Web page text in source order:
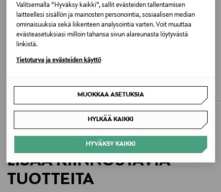
Valitsemalla “Hyväksy kaikki”, sallit evästeiden tallentamisen
laitteellesi sisällön ja mainosten personointia, sosiaalisen median
ominaisuuksia sekä liikenteen analysointia varten. Voit muuttaa
evästeasetuksiasi milloin tahansa sivun alareunasta löytyvästä
linkistä.
Tietoturva ja evästeiden käyttö
MUOKKAA ASETUKSIA
HYLKÄÄ KAIKKI
HYVÄKSY KAIKKI
109 BRIGHT WHITE
Valmistusmaa
Turkki
MOS MOSH
Valmistajan osoite
Ejlersvej 24, 6000 Kolding, Denmark
ALE –40%
Discounted Price
77,40 €
LISÄÄ KIINNOSTAVIA
TUOTTEITA